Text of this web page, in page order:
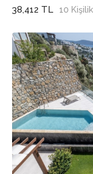
38,412 TL 10 Kişilik